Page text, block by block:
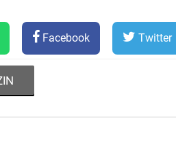
Facebook Twitter